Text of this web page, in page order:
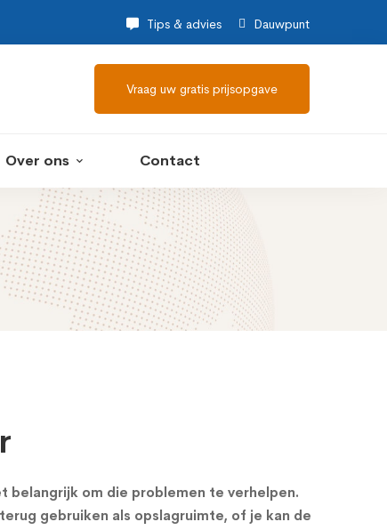
Tips & advies Dauwpunt
Vraag uw gratis prijsopgave
Over ons Contact
belangrijk om die problemen te verhelpen.
gebruiken als opslagruimte, of je kan de